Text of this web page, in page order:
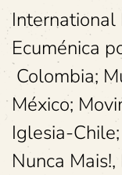
International
Ecuménica
Colombia;
México;
Iglesia-
Nunca